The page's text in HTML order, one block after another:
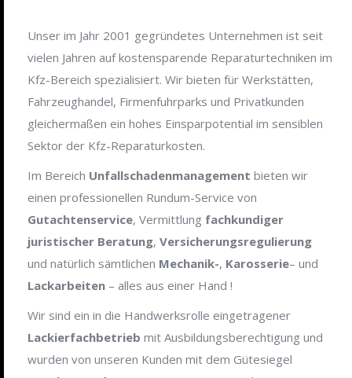
Unser im Jahr 2001 gegründetes Unternehmen ist seit
vielen Jahren auf kostensparende Reparaturtechniken im
Kfz-Bereich spezialisiert. Wir bieten für Werkstätten,
Fahrzeughandel, Firmenfuhrparks und Privatkunden
gleichermaßen ein hohes Einsparpotential im sensiblen
Sektor der Kfz-Reparaturkosten.
Im Bereich Unfallschadenmanagement bieten wir
einen professionellen Rundum-Service von
Gutachtenservice, Vermittlung fachkundiger
juristischer Beratung, Versicherungsregulierung
und natürlich sämtlichen Mechanik-, Karosserie– und
Lackarbeiten – alles aus einer Hand !
Wir sind ein in die Handwerksrolle eingetragener
Lackierfachbetrieb mit Ausbildungsberechtigung und
wurden von unseren Kunden mit dem Gütesiegel